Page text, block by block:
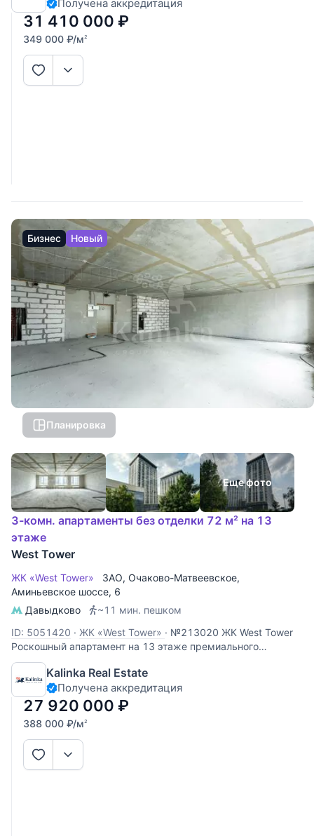
доходностью. Панорамные виды: высокий 13 этаж
открывает вид во двор,
Получена аккредитация
31 410 000 ₽
349 000 ₽/м2
Бизнес Новый
Планировка
Еще фото
3-комн. апартаменты без отделки 72 м² на 13
этаже
West Tower
ЖК «West Tower» ЗАО, Очаково-Матвеевское,
Аминьевское шоссе, 6
Давыдково
~11 мин. пешком
ID: 5051420 · ЖК «West Tower» · №213020 ЖК West Tower
Роскошный апартамент на 13 этаже премиального
комплекса West Tower. Этот объект идеально подходит для
личного проживания или сдачи в аренду с высокой
доходностью. Панорамные виды: высокий 13 этаж
открывает захватывающий
Kalinka Real Estate
Получена аккредитация
27 920 000 ₽
388 000 ₽/м2